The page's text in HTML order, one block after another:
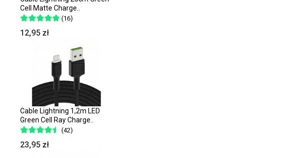
Cell Matte Charge..
(16)
12,95 zł
Cable Lightning 1,2m LED
Green Cell Ray Charge..
(42)
23,95 zł